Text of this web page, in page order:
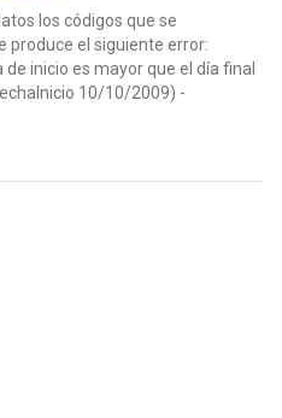
los códigos que se
produce el siguiente error:
inicio es mayor que el día final
10/10/2009) -